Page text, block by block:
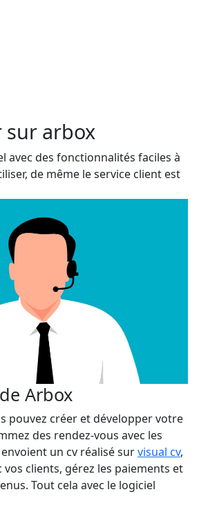
sur arbox
avec des fonctionnalités faciles à
de même le service client est
Arbox
pouvez créer et développer votre
des rendez-vous avec les
un cv réalisé survisual cv,
clients, gérez les paiements et
Tout cela avec le logiciel